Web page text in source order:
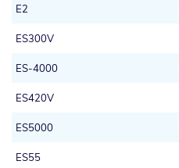
E2
ES300V
ES-4000
ES420V
ES5000
ES55